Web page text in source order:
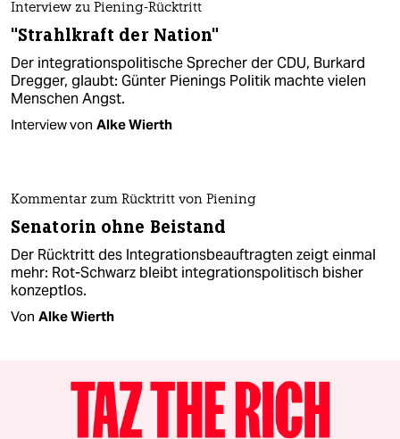
Interview zu Piening-Rücktritt
"Strahlkraft der Nation"
Der integrationspolitische Sprecher der CDU, Burkard
Dregger, glaubt: Günter Pienings Politik machte vielen
Menschen Angst.
Interview von Alke Wierth
Kommentar zum Rücktritt von Piening
Senatorin ohne Beistand
Der Rücktritt des Integrationsbeauftragten zeigt einmal
mehr: Rot-Schwarz bleibt integrationspolitisch bisher
konzeptlos.
Von Alke Wierth